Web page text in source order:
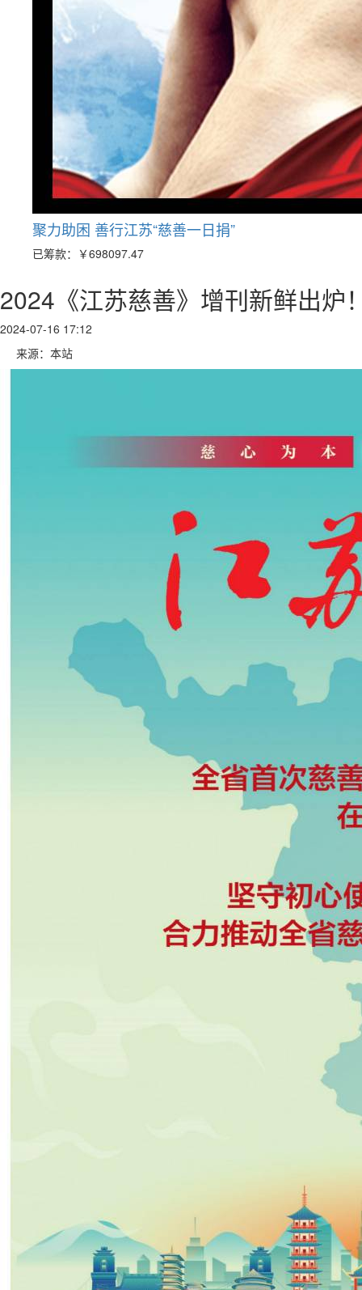
聚力助困 善行江苏“慈善一日捐”
已筹款： ￥698097.47
2024《江苏慈善》增刊新鲜出炉
2024-07-16 17:12
来源：本站